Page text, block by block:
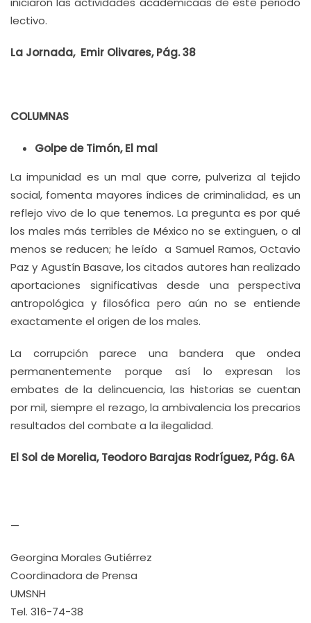
lectivo.
La Jornada, Emir Olivares, Pág. 38
COLUMNAS
Golpe de Timón, El mal
La impunidad es un mal que corre, pulveriza al tejido
social, fomenta mayores índices de criminalidad, es un
reflejo vivo de lo que tenemos. La pregunta es por qué
los males más terribles de México no se extinguen, o al
menos se reducen; he leído a Samuel Ramos, Octavio
Paz y Agustín Basave, los citados autores han realizado
aportaciones significativas desde una perspectiva
antropológica y filosófica pero aún no se entiende
exactamente el origen de los males.
La corrupción parece una bandera que ondea
permanentemente porque así lo expresan los
embates de la delincuencia, las historias se cuentan
por mil, siempre el rezago, la ambivalencia los precarios
resultados del combate a la ilegalidad.
El Sol de Morelia, Teodoro Barajas Rodríguez, Pág. 6A
—
Georgina Morales Gutiérrez
Coordinadora de Prensa
UMSNH
Tel. 316-74-38